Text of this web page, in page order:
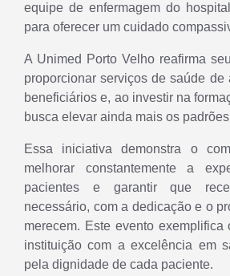
equipe de enfermagem do
para oferecer um cuidado
A Unimed Porto Velho reafirma
proporcionar serviços de saúde de
beneficiários e, ao investir na
busca elevar ainda mais os
Essa iniciativa demonstra o
melhorar constantemente a
pacientes e garantir que
necessário, com a dedicação e o
merecem. Este evento exemplifica
instituição com a excelência em
pela dignidade de cada paciente.